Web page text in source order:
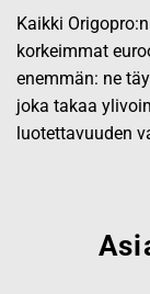
Kaikki
korkeimmat
enemmän: ne
joka takaa
luotettavuuden